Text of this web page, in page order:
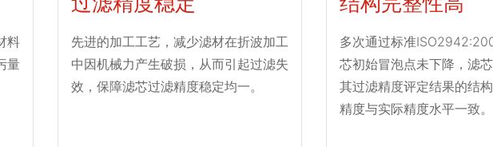
料
量
先进的加工工艺，减少滤材在折波加工
中因机械力产生破损，从而引起过滤失
效，保障滤芯过滤精度稳定均一。
多次通过标准
芯初始冒泡点未下降，滤
其过滤精度评定结果的结
精度与实际精度水平一致。